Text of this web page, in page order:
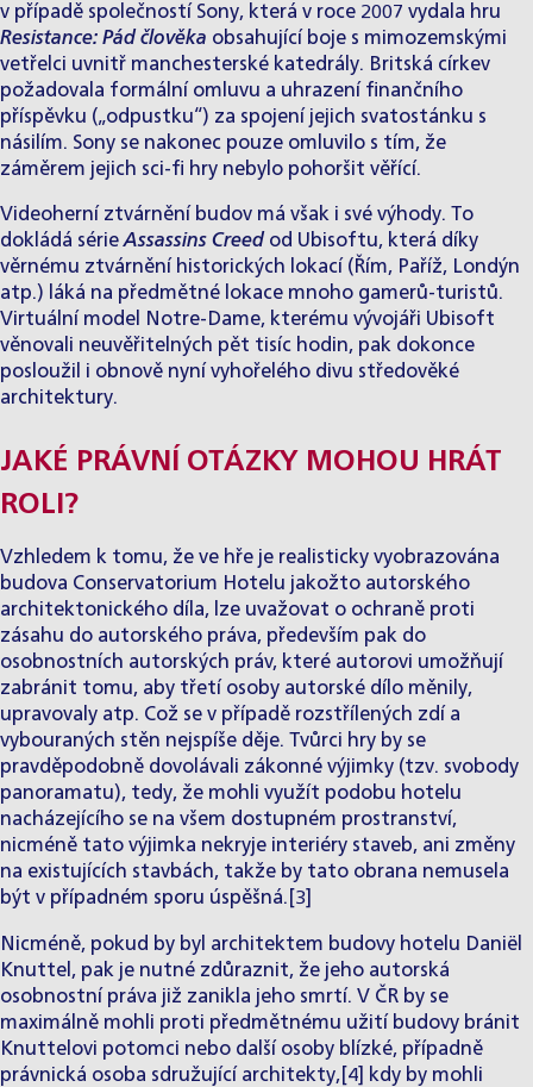
v případě společností Sony, která v roce 2007 vydala hru
Resistance: Pád člověka obsahující boje s mimozemskými
vetřelci uvnitř manchesterské katedrály. Britská církev
požadovala formální omluvu a uhrazení finančního
příspěvku („odpustku“) za spojení jejich svatostánku s
násilím. Sony se nakonec pouze omluvilo s tím, že
záměrem jejich sci-fi hry nebylo pohoršit věřící.
Videoherní ztvárnění budov má však i své výhody. To
dokládá sérieAssassins Creed od Ubisoftu, která díky
věrnému ztvárnění historických lokací (Řím, Paříž, Londýn
atp.) láká na předmětné lokace mnoho gamerů-turistů.
Virtuální model Notre-Dame, kterému vývojáři Ubisoft
věnovali neuvěřitelných pět tisíc hodin, pak dokonce
posloužil i obnově nyní vyhořelého divu středověké
architektury.
JAKÉ PRÁVNÍ OTÁZKY MOHOU HRÁT
ROLI?
Vzhledem k tomu, že ve hře je realisticky vyobrazována
budova Conservatorium Hotelu jakožto autorského
architektonického díla, lze uvažovat o ochraně proti
zásahu do autorského práva, především pak do
osobnostních autorských práv, které autorovi umožňují
zabránit tomu, aby třetí osoby autorské dílo měnily,
upravovaly atp. Což se v případě rozstřílených zdí a
vybouraných stěn nejspíše děje. Tvůrci hry by se
pravděpodobně dovolávali zákonné výjimky (tzv. svobody
panoramatu), tedy, že mohli využít podobu hotelu
nacházejícího se na všem dostupném prostranství,
nicméně tato výjimka nekryje interiéry staveb, ani změny
na existujících stavbách, takže by tato obrana nemusela
být v případném sporu úspěšná. [3]
Nicméně, pokud by byl architektem budovy hotelu Daniël
Knuttel, pak je nutné zdůraznit, že jeho autorská
osobnostní práva již zanikla jeho smrtí. V ČR by se
maximálně mohli proti předmětnému užití budovy bránit
Knuttelovi potomci nebo další osoby blízké, případně
právnická osoba sdružující architekty, [4]
kdy by mohli